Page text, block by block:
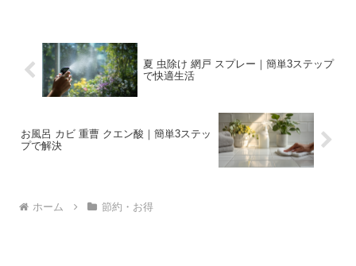
夏 虫除け 網戸 スプレー｜簡単3ステップ
で快適生活
お風呂 カビ 重曹 クエン酸｜簡単3ステッ
プで解決
ホーム 節約・お得